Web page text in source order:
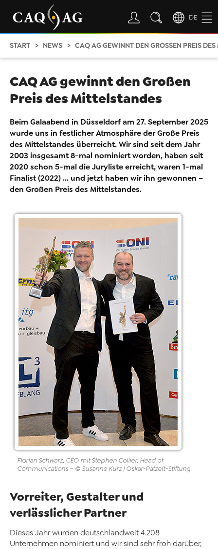
DE
START NEWS CAQ AG GEWINNT DEN GROSSEN PREIS DES
CAQ AG gewinnt den Großen
Preis des Mittelstandes
Beim Galaabend in Düsseldorf am 27. September 2025
wurde uns in festlicher Atmosphäre der Große Preis
des Mittelstandes überreicht. Wir sind seit dem Jahr
2003 insgesamt 8-mal nominiert worden, haben seit
2020 schon 5-mal die Juryliste erreicht, waren 1-mal
Finalist (2022) … und jetzt haben wir ihn gewonnen –
den Großen Preis des Mittelstandes.
Florian Schwarz, CEO mit Stephen Collier, Head of
Communications – © Susanne Kurz | Oskar-Patzelt-Stiftung
Vorreiter, Gestalter und
verlässlicher Partner
Dieses Jahr wurden deutschlandweit 4.208
Unternehmen nominiert und wir sind sehr froh darüber,